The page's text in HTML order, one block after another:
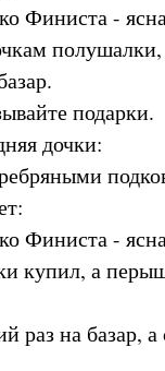
Финиста -
подарки.
дочки:
Финиста -
купил, а
раз на базар,